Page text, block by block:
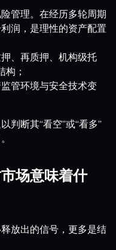
管理。在经历多轮周期
润，是理性的资产配置
、再质押、机构级托
构；
管环境与安全技术变
判断其“看空”或“看多”
场意味着什
放出的信号，更多是结